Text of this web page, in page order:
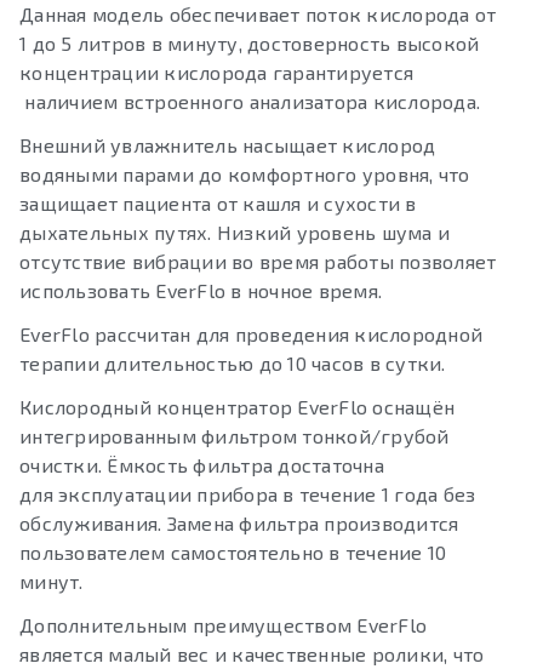
Данная модель обеспечивает поток кислорода от
1 до 5 литров в минуту, достоверность высокой
концентрации кислорода гарантируется
наличием встроенного анализатора кислорода.
Внешний увлажнитель насыщает кислород
водяными парами до комфортного уровня, что
защищает пациента от кашля и сухости в
дыхательных путях. Низкий уровень шума и
отсутствие вибрации во время работы позволяет
использовать EverFlo в ночное время.
EverFlo рассчитан для проведения кислородной
терапии длительностью до 10 часов в сутки.
Кислородный концентратор EverFlo оснащён
интегрированным фильтром тонкой/грубой
очистки. Ёмкость фильтра достаточна
для эксплуатации прибора в течение 1 года без
обслуживания. Замена фильтра производится
пользователем самостоятельно в течение 10
минут.
Дополнительным преимуществом EverFlo
является малый вес и качественные ролики, что